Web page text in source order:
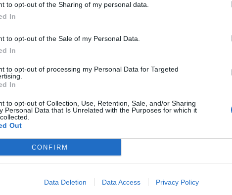
to opt-out of the Sharing of my personal data.
In
to opt-out of the Sale of my Personal Data.
In
to opt-out of processing my Personal Data for Targeted
In
to opt-out of Collection, Use, Retention, Sale, and/or Sharing
Personal Data that Is Unrelated with the Purposes for which it
Out
CONFIRM
Data Deletion Data Access Privacy Policy
AFFICHER LA CARTE